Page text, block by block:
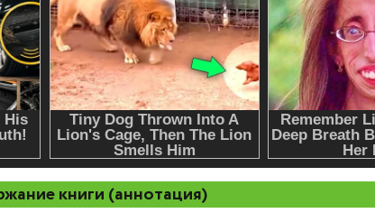
книги (аннотация)